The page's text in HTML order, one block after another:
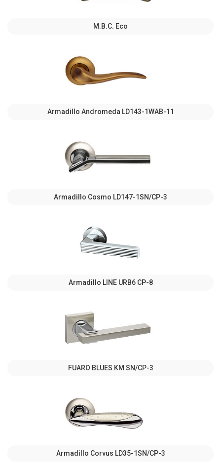
M.B.C. Eco
Armadillo Andromeda LD143-1WAB-11
Armadillo Cosmo LD147-1SN/CP-3
Armadillo LINE URB6 CP-8
FUARO BLUES KM SN/CP-3
Armadillo Corvus LD35-1SN/CP-3